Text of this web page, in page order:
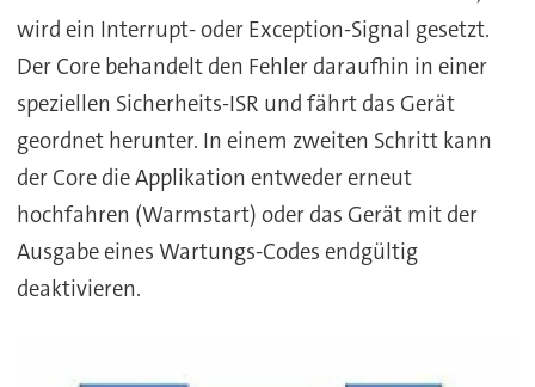
wird ein Interrupt- oder Exception-Signal gesetzt.
Der Core behandelt den Fehler daraufhin in einer
speziellen Sicherheits-ISR und fährt das Gerät
geordnet herunter. In einem zweiten Schritt kann
der Core die Applikation entweder erneut
hochfahren (Warmstart) oder das Gerät mit der
Ausgabe eines Wartungs-Codes endgültig
deaktivieren.